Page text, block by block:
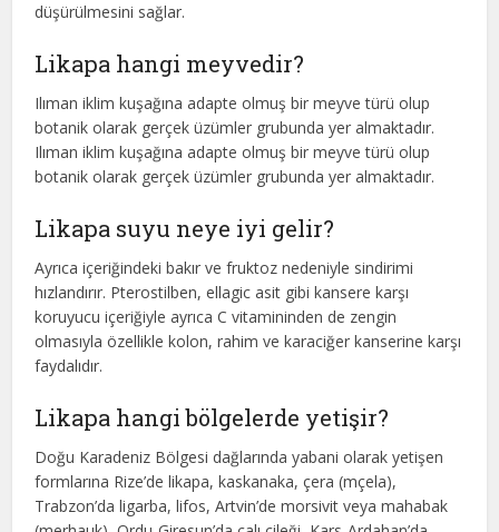
düşürülmesini sağlar.
Likapa hangi meyvedir?
Ilıman iklim kuşağına adapte olmuş bir meyve türü olup
botanik olarak gerçek üzümler grubunda yer almaktadır.
Ilıman iklim kuşağına adapte olmuş bir meyve türü olup
botanik olarak gerçek üzümler grubunda yer almaktadır.
Likapa suyu neye iyi gelir?
Ayrıca içeriğindeki bakır ve fruktoz nedeniyle sindirimi
hızlandırır. Pterostilben, ellagic asit gibi kansere karşı
koruyucu içeriğiyle ayrıca C vitamininden de zengin
olmasıyla özellikle kolon, rahim ve karaciğer kanserine karşı
faydalıdır.
Likapa hangi bölgelerde yetişir?
Doğu Karadeniz Bölgesi dağlarında yabani olarak yetişen
formlarına Rize’de likapa, kaskanaka, çera (mçela),
Trabzon’da ligarba, lifos, Artvin’de morsivit veya mahabak